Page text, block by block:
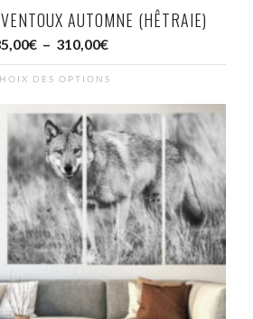
AUTOMNE (HÊTRAIE)
€ – 310,00€Plage
de
35,00€
à
310,00€
DES OPTIONS